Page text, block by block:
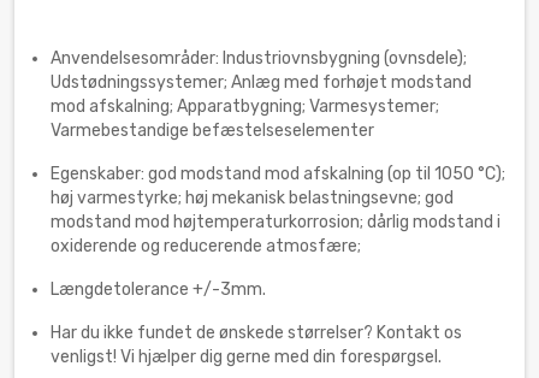
Anvendelsesområder: Industriovnsbygning (ovnsdele);
Udstødningssystemer; Anlæg med forhøjet modstand
mod afskalning; Apparatbygning; Varmesystemer;
Varmebestandige befæstelseselementer
Egenskaber: god modstand mod afskalning (op til 1050 °C);
høj varmestyrke; høj mekanisk belastningsevne; god
modstand mod højtemperaturkorrosion; dårlig modstand i
oxiderende og reducerende atmosfære;
Længdetolerance +/-3mm.
Har du ikke fundet de ønskede størrelser? Kontakt os
venligst! Vi hjælper dig gerne med din forespørgsel.